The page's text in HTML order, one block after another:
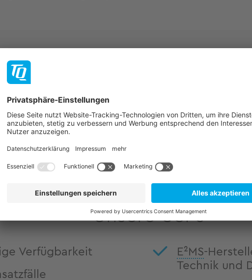
Umfangreiche
wie BSP-
Beispielcodes stehen
Unsere USPs
Verfügbarkeit
E²MS-
Technik und